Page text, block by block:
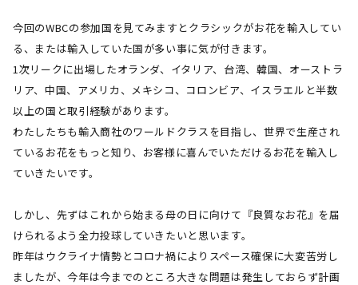
今回のWBCの参加国を見てみますとクラシックがお花を輸入してい
る、または輸入していた国が多い事に気が付きます。
1次リークに出場したオランダ、イタリア、台湾、韓国、オーストラ
リア、中国、アメリカ、メキシコ、コロンビア、イスラエルと半数
以上の国と取引経験があります。
わたしたちも輸入商社のワールドクラスを目指し、世界で生産され
ているお花をもっと知り、お客様に喜んでいただけるお花を輸入し
ていきたいです。
しかし、先ずはこれから始まる母の日に向けて『良質なお花』を届
けられるよう全力投球していきたいと思います。
昨年はウクライナ情勢とコロナ禍によりスペース確保に大変苦労し
ましたが、今年は今までのところ大きな問題は発生しておらず計画